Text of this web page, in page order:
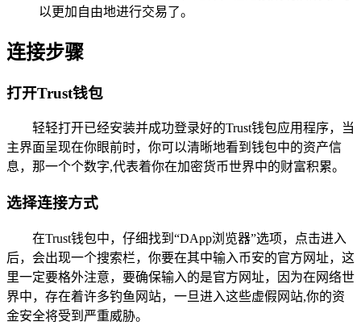
以更加自由地进行交易了。
连接步骤
打开Trust钱包
轻轻打开已经安装并成功登录好的Trust钱包应用程序，当
主界面呈现在你眼前时，你可以清晰地看到钱包中的资产信
息，那一个个数字,代表着你在加密货币世界中的财富积累。
选择连接方式
在Trust钱包中，仔细找到“DApp浏览器”选项，点击进入
后，会出现一个搜索栏，你要在其中输入币安的官方网址，这
里一定要格外注意，要确保输入的是官方网址，因为在网络世
界中，存在着许多钓鱼网站，一旦进入这些虚假网站,你的资
金安全将受到严重威胁。